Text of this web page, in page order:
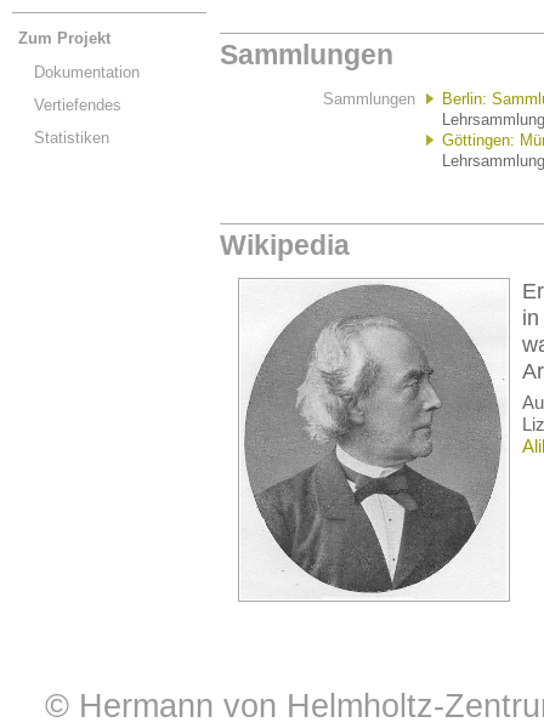
Zum Projekt
Dokumentation
Vertiefendes
Statistiken
Sammlungen
Sammlungen
Berlin:
Göttingen:
Wikipedia
© Hermann von Helmholtz-